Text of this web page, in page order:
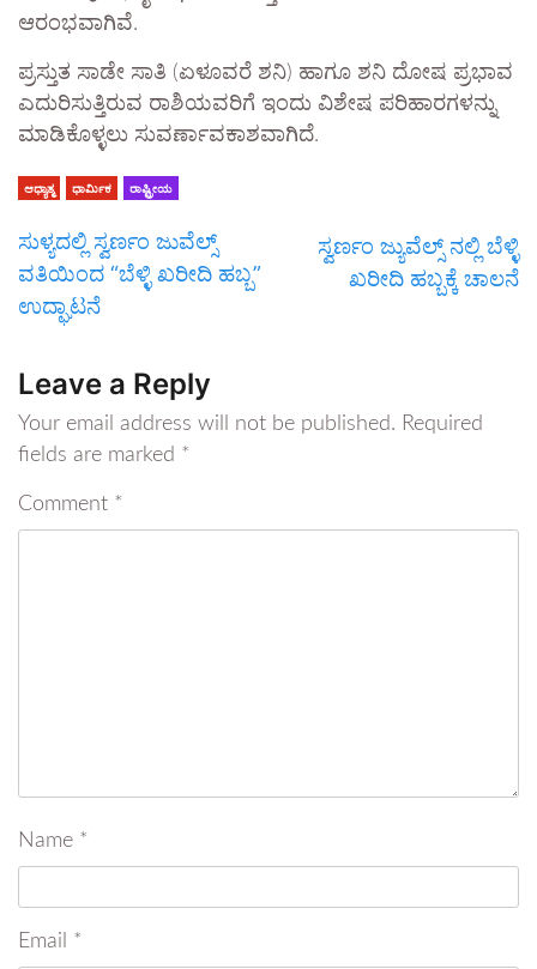
ಆರಂಭವಾಗಿವೆ.
​ಪ್ರಸ್ತುತ ಸಾಡೇ ಸಾತಿ (ಏಳೂವರೆ ಶನಿ) ಹಾಗೂ ಶನಿ ದೋಷ ಪ್ರಭಾವ
ಎದುರಿಸುತ್ತಿರುವ ರಾಶಿಯವರಿಗೆ ಇಂದು ವಿಶೇಷ ಪರಿಹಾರಗಳನ್ನು
ಮಾಡಿಕೊಳ್ಳಲು ಸುವರ್ಣಾವಕಾಶವಾಗಿದೆ.
ಆಧ್ಯಾತ್ಮ ಧಾರ್ಮಿಕ ರಾಷ್ಟ್ರೀಯ
ಸುಳ್ಯದಲ್ಲಿ ಸ್ವರ್ಣಂ ಜುವೆಲ್ಸ್
ವತಿಯಿಂದ “ಬೆಳ್ಳಿ ಖರೀದಿ ಹಬ್ಬ”
ಉದ್ಘಾಟನೆ
ಸ್ವರ್ಣಂ ಜ್ಯುವೆಲ್ಸ್ ನಲ್ಲಿ ಬೆಳ್ಳಿ
ಖರೀದಿ ಹಬ್ಬಕ್ಕೆ ಚಾಲನೆ
Leave a Reply
Your email address will not be published. Required
fields are marked *
Comment *
Name *
Email *